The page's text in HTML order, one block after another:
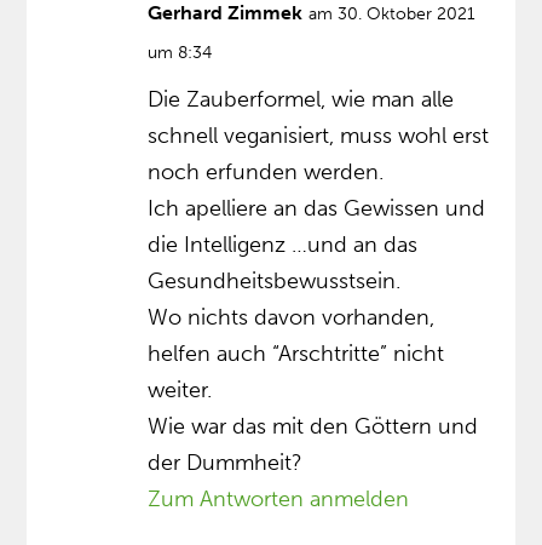
Gerhard Zimmek am 30. Oktober 2021
um 8:34
Die Zauberformel, wie man alle
schnell veganisiert, muss wohl erst
noch erfunden werden.
Ich apelliere an das Gewissen und
die Intelligenz …und an das
Gesundheitsbewusstsein.
Wo nichts davon vorhanden,
helfen auch “Arschtritte” nicht
weiter.
Wie war das mit den Göttern und
der Dummheit?
Zum Antworten anmelden